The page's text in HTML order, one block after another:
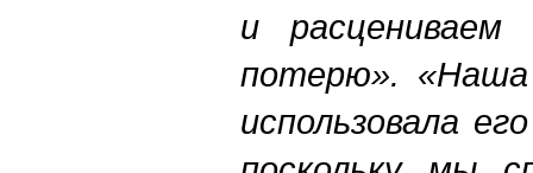
и расцениваем
потерю». «Наша
использовала